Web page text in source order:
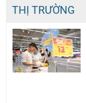
THỊ TRƯỜNG